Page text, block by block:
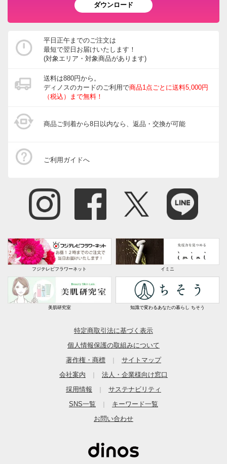
ダウンロード
平日正午までのご注文は
最短で翌日お届けいたします！
(対象エリア・対象商品があります)
送料は880円から。
ディノスのカードのご利用で商品1点ごとに送料5,000円
（税込）まで無料！
商品ご到着から8日以内なら、返品・交換が可能
ご利用ガイドへ
フジテレビフラワーネット イミニ
美肌研究室 知識で変わるあなたの暮らし ちそう
特定商取引法に基づく表示
個人情報保護の取組みについて
著作権・商標
サイトマップ
会社案内
法人・企業様向け窓口
採用情報
サステナビリティ
SNS一覧
キーワード一覧
お問い合わせ